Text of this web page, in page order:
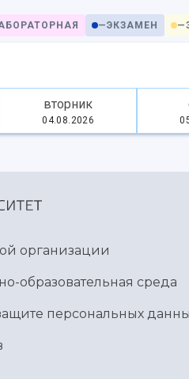
—ЭКЗАМЕН —
вторник
04.08.2026
организации
образовательная среда
персональных